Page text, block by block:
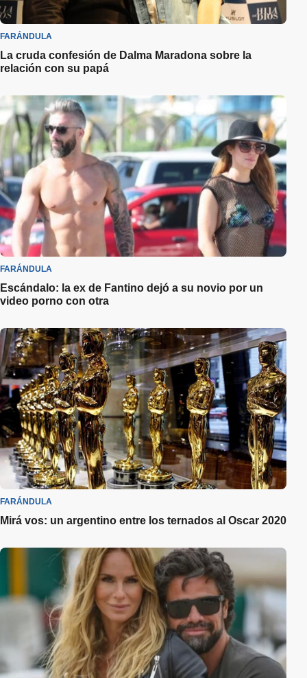
FARÁNDULA
La cruda confesión de Dalma Maradona sobre la
relación con su papá
FARÁNDULA
Escándalo: la ex de Fantino dejó a su novio por un
video porno con otra
FARÁNDULA
Mirá vos: un argentino entre los ternados al Oscar 2020